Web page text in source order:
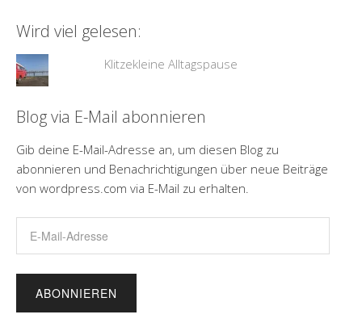
Wird viel gelesen:
Klitzekleine Alltagspause
Blog via E-Mail abonnieren
Gib deine E-Mail-Adresse an, um diesen Blog zu
abonnieren und Benachrichtigungen über neue Beiträge
von wordpress.com via E-Mail zu erhalten.
Mail-